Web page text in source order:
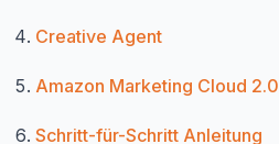
Creative Agent
Amazon Marketing Cloud 2.0
Schritt-für-Schritt Anleitung